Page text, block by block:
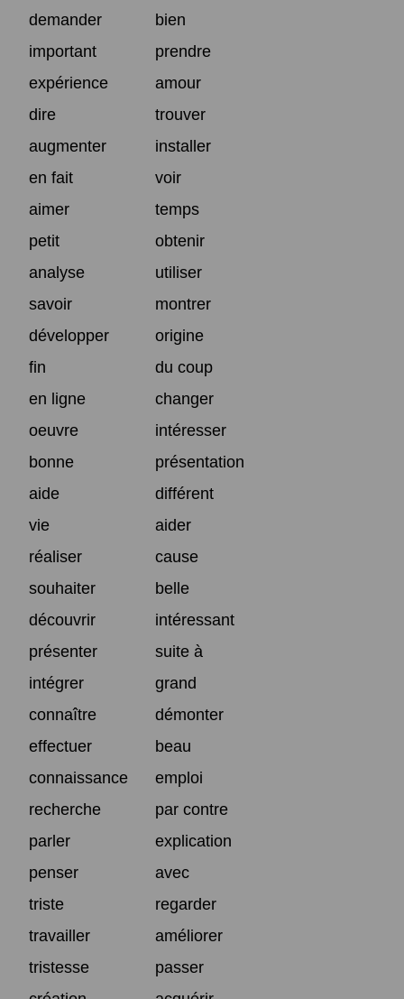
demander
bien
important
prendre
expérience
amour
dire
trouver
augmenter
installer
en fait
voir
aimer
temps
petit
obtenir
analyse
utiliser
savoir
montrer
développer
origine
fin
du coup
en ligne
changer
oeuvre
intéresser
bonne
présentation
aide
différent
vie
aider
réaliser
cause
souhaiter
belle
découvrir
intéressant
présenter
suite à
intégrer
grand
connaître
démonter
effectuer
beau
connaissance
emploi
recherche
par contre
parler
explication
penser
avec
triste
regarder
travailler
améliorer
tristesse
passer